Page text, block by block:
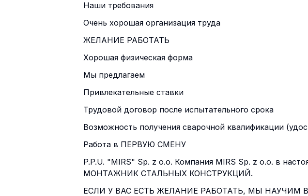
Наши требования
Очень хорошая организация труда
ЖЕЛАНИЕ РАБОТАТЬ
Хорошая физическая форма
Мы предлагаем
Привлекательные ставки
Трудовой договор после испытательного срока
Возможность получения сварочной квалификации
Работа в ПЕРВУЮ СМЕНУ
P.P.U. "MIRS" Sp. z o.o. Компания MIRS Sp. z o.o. в
МОНТАЖНИК СТАЛЬНЫХ КОНСТРУКЦИЙ.
ЕСЛИ У ВАС ЕСТЬ ЖЕЛАНИЕ РАБОТАТЬ, МЫ НАУЧИМ